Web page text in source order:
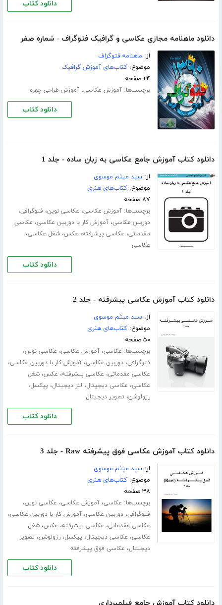
دانلود کتاب
دانلود ماهنامه مجازی عکاسی و گرافیک فتوگراف - شماره صفر
از: ماهنامه فتوگراف
موضوع:کتاب‌های آموزش گرافیک
۲۴ صفحه
برچسب‌ها:آموزش عکاسی،آموزش طراحى چهره
دانلود کتاب
دانلود کتاب آموزش جامع عکاسی به زبان ساده - جلد 1
از:سید میثم موسوی
موضوع:کتاب‌های هنری
۸۷ صفحه
برچسب‌ها:آموزش عکاسی، عکاسی نوین، فتوگرافی،
دوربین عکاسی،آموزش کار با دوربین عکاسی، عکاسی
مقدماتی، عکاسی پیشرفته، عکس،شغل عکاسی،
عکاسی
دانلود کتاب
دانلود کتاب آموزش عکاسی پیشرفته - جلد 2
از:سید میثم موسوی
موضوع:کتاب‌های هنری
۵۰ صفحه
برچسب‌ها: عکاسی،آموزش عکاسی، عکاسی نوین،
فتوگرافی،دوربین عکاسی،آموزش کار با دوربین عکاسی،
عکاسی مقدماتی، عکاسی پیشرفته، عکس،شغل
عکاسی، عکاسی دیجیتال، لنز دیجیتال، پیکسل،
رزولوشن، تصویر دیجیتال
دانلود کتاب
دانلود کتاب آموزش عکاسی فوق پیشرفته Raw - جلد 3
از:سید میثم موسوی
موضوع:کتاب‌های هنری
۳۸ صفحه
برچسب‌ها: عکاسی،آموزش عکاسی، عکاسی نوین،
فتوگرافی،دوربین عکاسی،آموزش کار با دوربین عکاسی،
عکاسی مقدماتی، عکاسی پیشرفته، عکس،شغل
عکاسی، عکاسی دیجیتال، پیکسل،رزولوشن، تصویر
دیجیتال، عکاسی فوق پیشرفته
دانلود کتاب